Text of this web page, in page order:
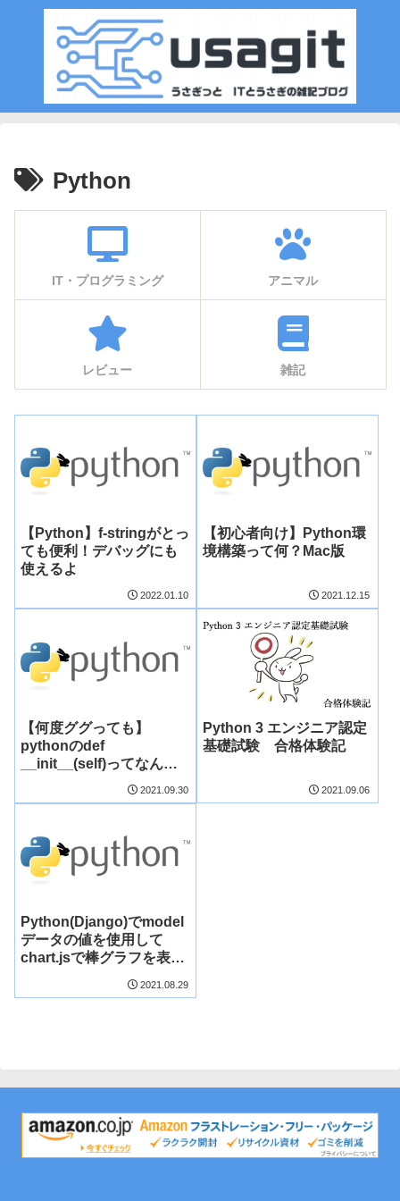
Python
IT・プログラミング アニマル
レビュー 雑記
【Python】f-stringがとっ
ても便利！デバッグにも
使えるよ
2022.01.10
【初心者向け】Python環
境構築って何？Mac版
2021.12.15
【何度ググっても】
pythonのdef
__init__(self)ってなんな
のさ【理解が及ばん】
2021.09.30
Python 3 エンジニア認定
基礎試験 合格体験記
2021.09.06
Python(Django)でmodel
データの値を使用して
chart.jsで棒グラフを表示
2021.08.29